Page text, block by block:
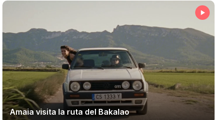
Teatre
Amaia visita la ruta del Bakalao